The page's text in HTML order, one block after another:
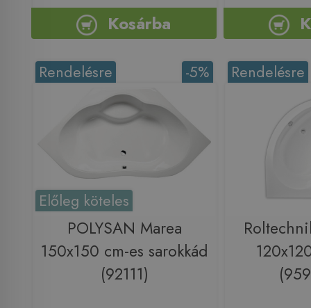
Kosárba
-5%
Rendelésre
Előleg köteles
POLYSAN Marea
150x150 cm-es sarokkád
(92111)
Rendelésre